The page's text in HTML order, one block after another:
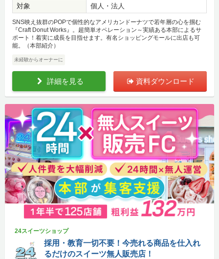
対象 個人・法人
SNS映え抜群のPOPで個性的なアメリカンドーナツで若年層の心を掴む
『Craft Donut Works』。超簡単オペレーション～実績ある本部によるサ
ポート！着実に成長を目指せます。有名ショッピングモールに出店も可
能。（本部紹介）
未経験からオーナーに
詳細を見る 資料ダウンロード
24スイーツショップ
採用・教育一切不要！今売れる商品を仕入れ
るだけのスイーツ無人販売店！